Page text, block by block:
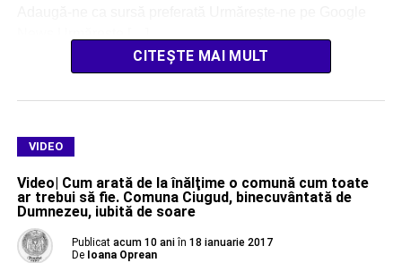
CITEȘTE MAI MULT
VIDEO
Video| Cum arată de la înălţime o comună cum toate
ar trebui să fie. Comuna Ciugud, binecuvântată de
Dumnezeu, iubită de soare
Publicat acum 10 ani în 18 ianuarie 2017
De Ioana Oprean